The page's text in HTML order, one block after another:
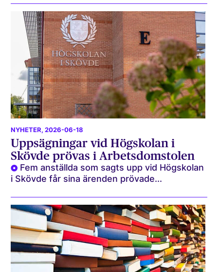
NYHETER, 2026-06-18
Uppsägningar vid Högskolan i
Skövde prövas i Arbetsdomstolen
Fem anställda som sagts upp vid Högskolan
i Skövde får sina ärenden prövade...